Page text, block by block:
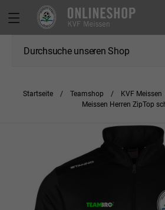
Startseite Teamshop KVF Meissen
Meissen Herren ZipTop